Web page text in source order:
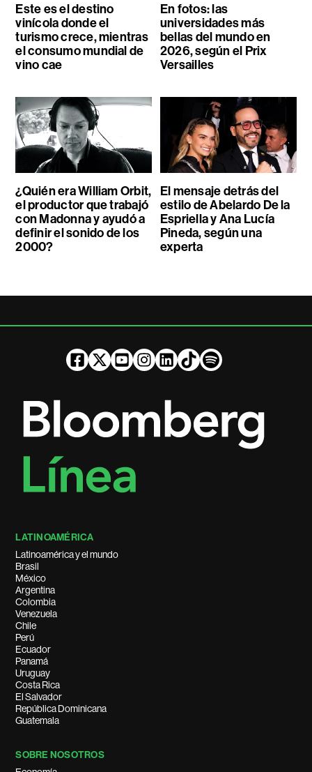
Este es el destino
vinícola donde el
turismo crece, mientras
el consumo mundial de
vino cae
En fotos: las
universidades más
bellas del mundo en
2026, según el Prix
Versailles
¿Quién era William Orbit,
el productor que trabajó
con Madonna y ayudó a
definir el sonido de los
2000?
El mensaje detrás del
estilo de Abelardo De la
Espriella y Ana Lucía
Pineda, según una
experta
LATINOAMÉRICA
Latinoamérica y el mundo
Brasil
México
Argentina
Colombia
Venezuela
Chile
Perú
Ecuador
Panamá
Uruguay
Costa Rica
El Salvador
República Dominicana
Guatemala
SOBRE NOSOTROS